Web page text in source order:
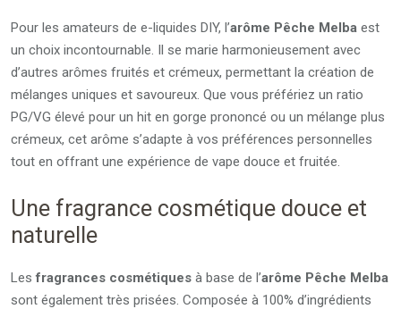
Pour les amateurs de e-liquides DIY, l’arôme Pêche Melba est
un choix incontournable. Il se marie harmonieusement avec
d’autres arômes fruités et crémeux, permettant la création de
mélanges uniques et savoureux. Que vous préfériez un ratio
PG/VG élevé pour un hit en gorge prononcé ou un mélange plus
crémeux, cet arôme s’adapte à vos préférences personnelles
tout en offrant une expérience de vape douce et fruitée.
Une fragrance cosmétique douce et
naturelle
Lesfragrances cosmétiques à base de l’arôme Pêche Melba
sont également très prisées. Composée à 100% d’ingrédients